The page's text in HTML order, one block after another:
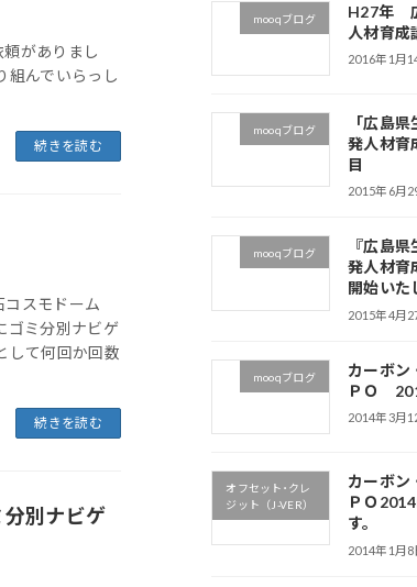
がありまし
組んでいらっし
続きを読む
コスモドーム
ゴミ分別ナビゲ
して何回か回数
続きを読む
別ナビゲ
mooqブログ
H27年
人材育成
2016年1月
mooqブログ
「広島
発人材育
目
2015年6月
mooqブログ
『広島
発人材育
開始いた
2015年4月
mooqブログ
カーボン
ＰＯ
2014年3月
オフセット･クレ
ジット（J-VER）
カーボン
ＰＯ
す。
2014年1月8